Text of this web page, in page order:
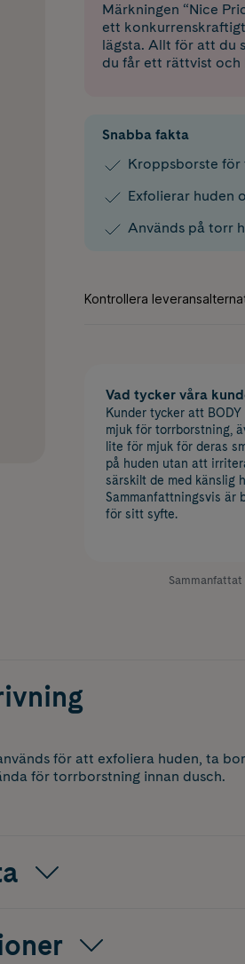
Märkningen “Nice
ett
lägsta. Allt för att du
du får ett rättvist och
Snabba fakta
Kroppsborste
Exfolierar huden
Används på torr
Vad tycker våra
Kunder tycker att
mjuk för torrborstning,
lite för mjuk för deras
på huden utan att
särskilt de med känslig
Sammanfattningsvis är
för sitt syfte.
Sammanfattat
för att exfoliera huden, ta
för torrborstning innan dusch.